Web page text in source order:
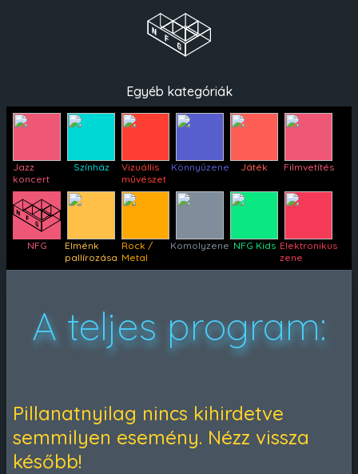
Egyéb kategóriák
Jazz
koncert
Színház
Vizuállis
művészet
Könnyűzene Játék Filmvetítés
NFG
Elménk
pallírozása
Rock /
Metal
Komolyzene NFG Kids Elektronikus
zene
A teljes program:
Pillanatnyilag nincs kihirdetve
semmilyen esemény. Nézz vissza
később!